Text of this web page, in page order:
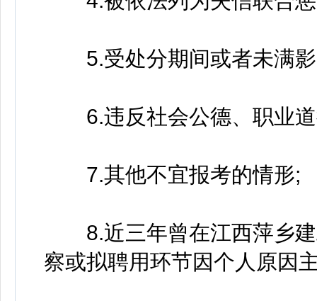
5.受处分期间或者未满影
6.违反社会公德、职业道
7.其他不宜报考的情形;
8.近三年曾在江西萍乡建
察或拟聘用环节因个人原因